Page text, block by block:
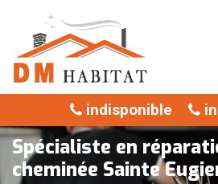
indisponible
Spécialiste en
cheminée Sainte